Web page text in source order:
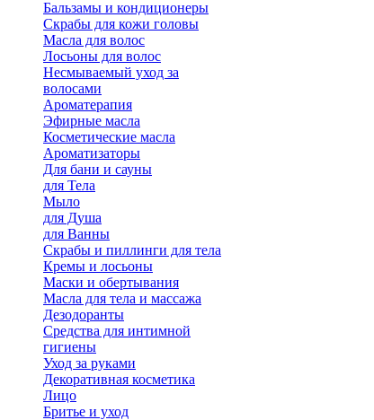
Бальзамы и кондиционеры
Скрабы для кожи головы
Масла для волос
Лосьоны для волос
Несмываемый уход за
волосами
Ароматерапия
Эфирные масла
Косметические масла
Ароматизаторы
Для бани и сауны
для Тела
Мыло
для Душа
для Ванны
Скрабы и пиллинги для тела
Кремы и лосьоны
Маски и обертывания
Масла для тела и массажа
Дезодоранты
Средства для интимной
гигиены
Уход за руками
Декоративная косметика
Лицо
Бритье и уход